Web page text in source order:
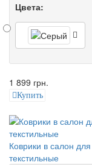
Цвета:
1 899 грн.
Купить
Коврики в салон
текстильные